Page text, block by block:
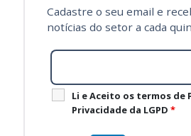
Cadastre o seu email e
notícias do setor a cada
Li e Aceito os termos de
Privacidade da LGPD *